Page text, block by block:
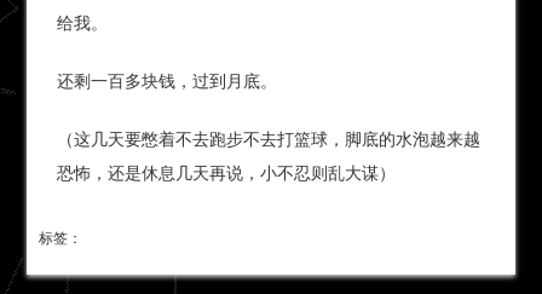
给我。
还剩一百多块钱，过到月底。
（这几天要憋着不去跑步不去打篮球，脚底的水泡越来越
恐怖，还是休息几天再说，小不忍则乱大谋）
标签：